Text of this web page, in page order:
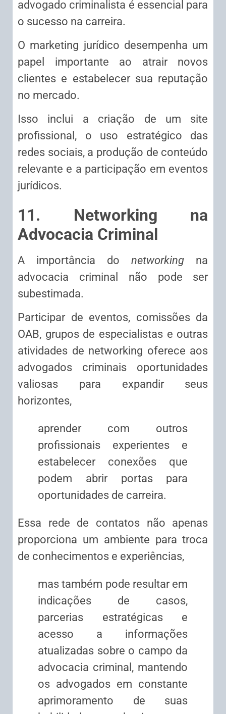
advogado criminalista é essencial para
o sucesso na carreira.
O marketing jurídico desempenha um
papel importante ao atrair novos
clientes e estabelecer sua reputação
no mercado.
Isso inclui a criação de um site
profissional, o uso estratégico das
redes sociais, a produção de conteúdo
relevante e a participação em eventos
jurídicos.
11. Networking na
Advocacia Criminal
A importância donetworking na
advocacia criminal não pode ser
subestimada.
Participar de eventos, comissões da
OAB, grupos de especialistas e outras
atividades de networking oferece aos
advogados criminais oportunidades
valiosas para expandir seus
horizontes,
aprender com outros
profissionais experientes e
estabelecer conexões que
podem abrir portas para
oportunidades de carreira.
Essa rede de contatos não apenas
proporciona um ambiente para troca
de conhecimentos e experiências,
mas também pode resultar em
indicações de casos,
parcerias estratégicas e
acesso a informações
atualizadas sobre o campo da
advocacia criminal, mantendo
os advogados em constante
aprimoramento de suas